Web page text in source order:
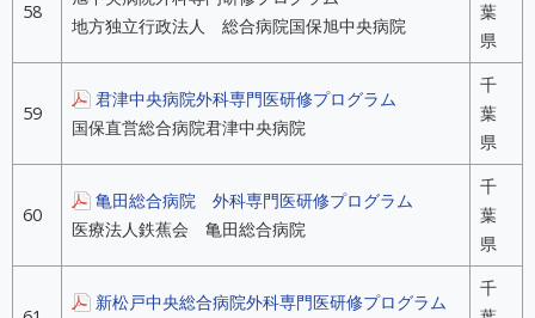
58
地方独立行政法人 総合病院国保旭中央病院
葉
県
59
君津中央病院外科専門医研修プログラム
国保直営総合病院君津中央病院
千
葉
県
60
亀田総合病院 外科専門医研修プログラム
医療法人鉄蕉会 亀田総合病院
千
葉
県
新松戸中央総合病院外科専門医研修プログラム
千